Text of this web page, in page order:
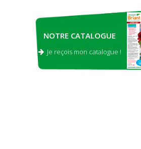
NOTRE CATALOGUE
Je reçois mon catalogue !